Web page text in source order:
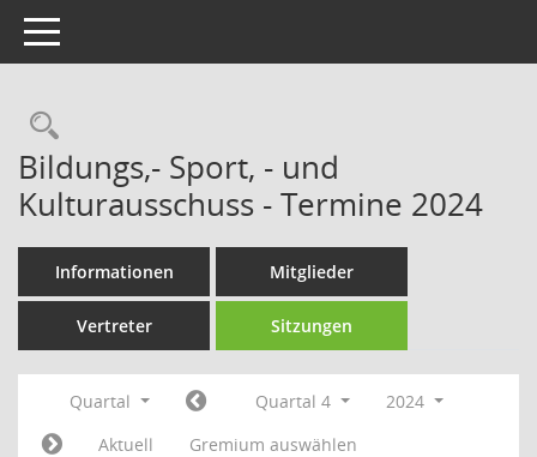
Toggle navigation
Rechercheauswahl
Bildungs,- Sport, - und
Kulturausschuss - Termine 2024
Informationen Mitglieder
Vertreter Sitzungen
Quartal Quartal 4
2024
Aktuell
Gremium auswählen